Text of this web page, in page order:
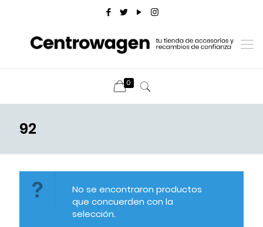
0
92
No se encontraron productos
que concuerden con la
selección.